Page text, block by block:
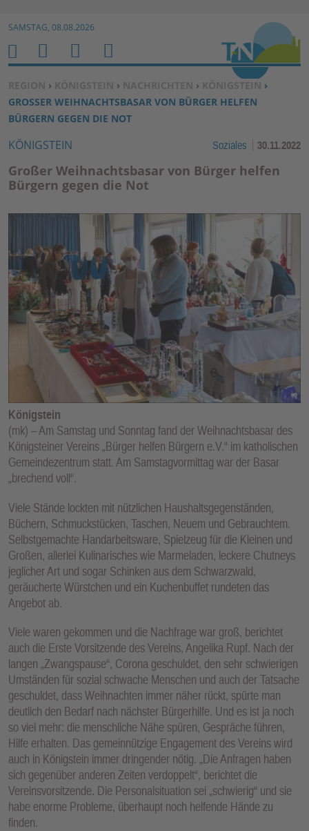
Zum Inhalt springen ↓
SAMSTAG, 08.08.2026
SIE BEFINDEN SICH HIER:
REGION › KÖNIGSTEIN › NACHRICHTEN › KÖNIGSTEIN ›
GROSSER WEIHNACHTSBASAR VON BÜRGER HELFEN B
ÜRGERN GEGEN DIE NOT
KÖNIGSTEIN Soziales 30.11.2022
Großer Weihnachtsbasar von Bürger helfen
Bürgern gegen die Not
Königstein
(mk) – Am Samstag und Sonntag fand der Weihnachtsbasar des
Königsteiner Vereins „Bürger helfen Bürgern e.V.“ im katholischen
Gemeindezentrum statt. Am Samstagvormittag war der Basar
„brechend voll“.
Viele Stände lockten mit nützlichen Haushaltsgegenständen,
Büchern, Schmuckstücken, Taschen, Neuem und Gebrauchtem.
Selbstgemachte Handarbeitsware, Spielzeug für die Kleinen und
Großen, allerlei Kulinarisches wie Marmeladen, leckere Chutneys
jeglicher Art und sogar Schinken aus dem Schwarzwald,
geräucherte Würstchen und ein Kuchenbuffet rundeten das
Angebot ab.
Viele waren gekommen und die Nachfrage war groß, berichtet
auch die Erste Vorsitzende des Vereins, Angelika Rupf. Nach der
langen „Zwangspause“, Corona geschuldet, den sehr schwierigen
Umständen für sozial schwache Menschen und auch der Tatsache
geschuldet, dass Weihnachten immer näher rückt, spürte man
deutlich den Bedarf nach nächster Bürgerhilfe. Und es ist ja noch
so viel mehr: die menschliche Nähe spüren, Gespräche führen,
Hilfe erhalten. Das gemeinnützige Engagement des Vereins wird
auch in Königstein immer dringender nötig. „Die Anfragen haben
sich gegenüber anderen Zeiten verdoppelt“, berichtet die
Vereinsvorsitzende. Die Personalsituation sei „schwierig“ und sie
habe enorme Probleme, überhaupt noch helfende Hände zu
finden.
H
O
M
E
M
E
N
U
S
U
C
H
E
N
B
E
N
U
E
R
U
N
K
TI
O
N
E
N